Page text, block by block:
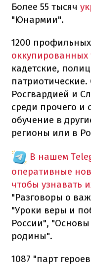
Более 55 тысяч
"Юнармии".
1200
оккупированных
кадетские,
Росгвардией и
среди прочего и
обучение в
регионы или в
В нашем
оперативные
чтобы узнавать
"Разговоры о
"Уроки веры и
России",
родины".
1087 "парт